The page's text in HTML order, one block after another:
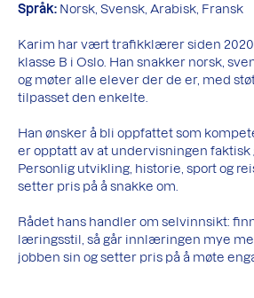
Språk: Norsk, Svensk, Arabisk, Fransk
Karim har vært trafikklærer siden
klasse B i Oslo. Han snakker norsk,
og møter alle elever der de er, med
tilpasset den enkelte.
Han ønsker å bli oppfattet som
er opptatt av at undervisningen faktisk
Personlig utvikling, historie, sport og
setter pris på å snakke om.
Rådet hans handler om selvinnsikt:
læringsstil, så går innlæringen mye
jobben sin og setter pris på å møte